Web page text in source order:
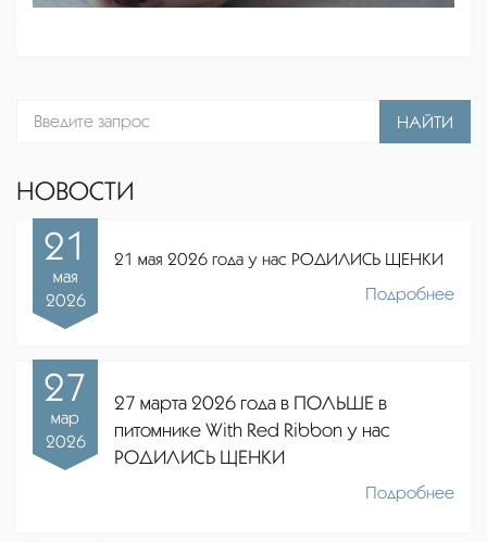
НАЙТИ
НОВОСТИ
21
мая
2026
21 мая 2026 года у нас РОДИЛИСЬ ЩЕНКИ
Подробнее
27
мар
2026
27 марта 2026 года в ПОЛЬШЕ в
питомнике With Red Ribbon у нас
РОДИЛИСЬ ЩЕНКИ
Подробнее